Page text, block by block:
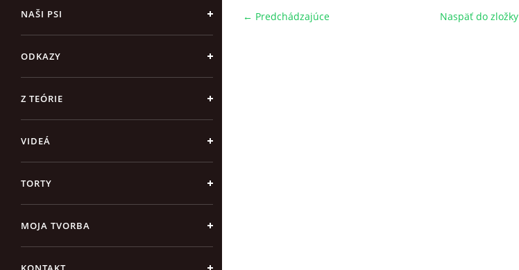
NAŠI PSI
ODKAZY
Z TEÓRIE
VIDEÁ
TORTY
MOJA TVORBA
← Predchádzajúce Naspäť do zložky